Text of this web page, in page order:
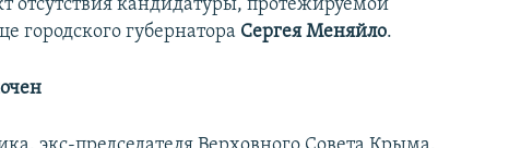
отсутствия кандидатуры, протежируемой
городского губернатора Сергея Меняйло.